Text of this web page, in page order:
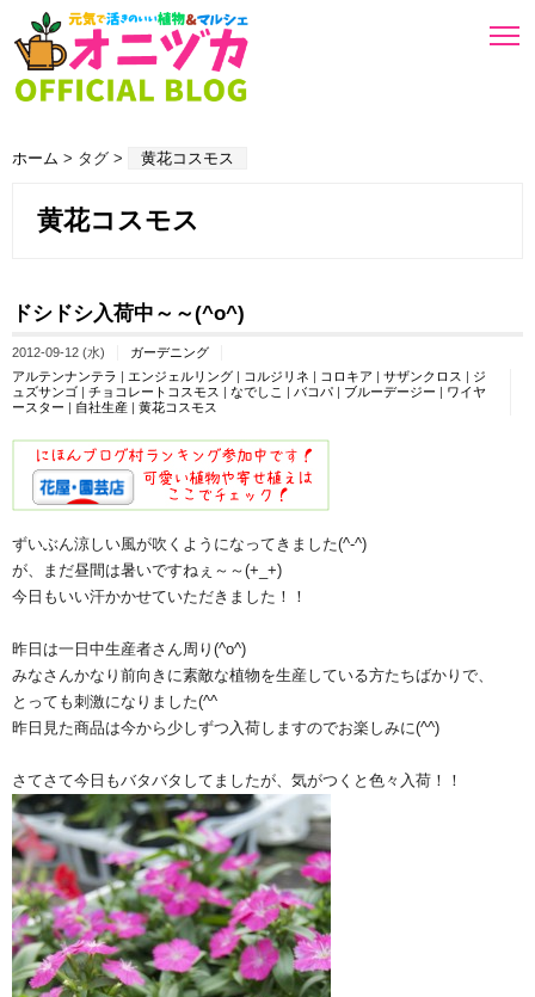
ホーム > タグ > 黄花コスモス
黄花コスモス
ドシドシ入荷中～～(^o^)ゞ
2012-09-12 (水)
ガーデニング
アルテンナンテラ | エンジェルリング | コルジリネ | コロキア | サザンクロス | ジ
ュズサンゴ | チョコレートコスモス | なでしこ | バコパ | ブルーデージー | ワイヤ
ースター | 自社生産 | 黄花コスモス
ずいぶん涼しい風が吹くようになってきました(^-^)
が、まだ昼間は暑いですねぇ～～(+_+)
今日もいい汗かかせていただきました！！
昨日は一日中生産者さん周り(^o^)
みなさんかなり前向きに素敵な植物を生産している方たちばかりで、
とっても刺激になりました(^^ゞ
昨日見た商品は今から少しずつ入荷しますのでお楽しみに(^^)
さてさて今日もバタバタしてましたが、気がつくと色々入荷！！